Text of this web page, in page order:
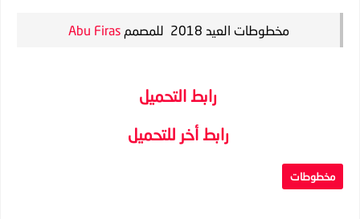
مخطوطات العيد 2018 للمصمم Abu Firas
مخطوطات